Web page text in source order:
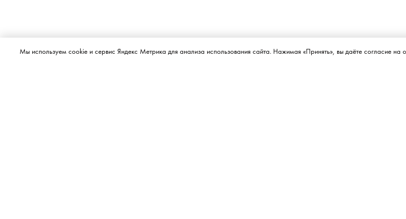
Мы используем cookie и сервис Яндекс Метрика для анализа использования сайта. Нажимая «Принять», вы даёте согласие на